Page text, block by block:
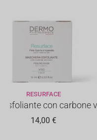
Optyma